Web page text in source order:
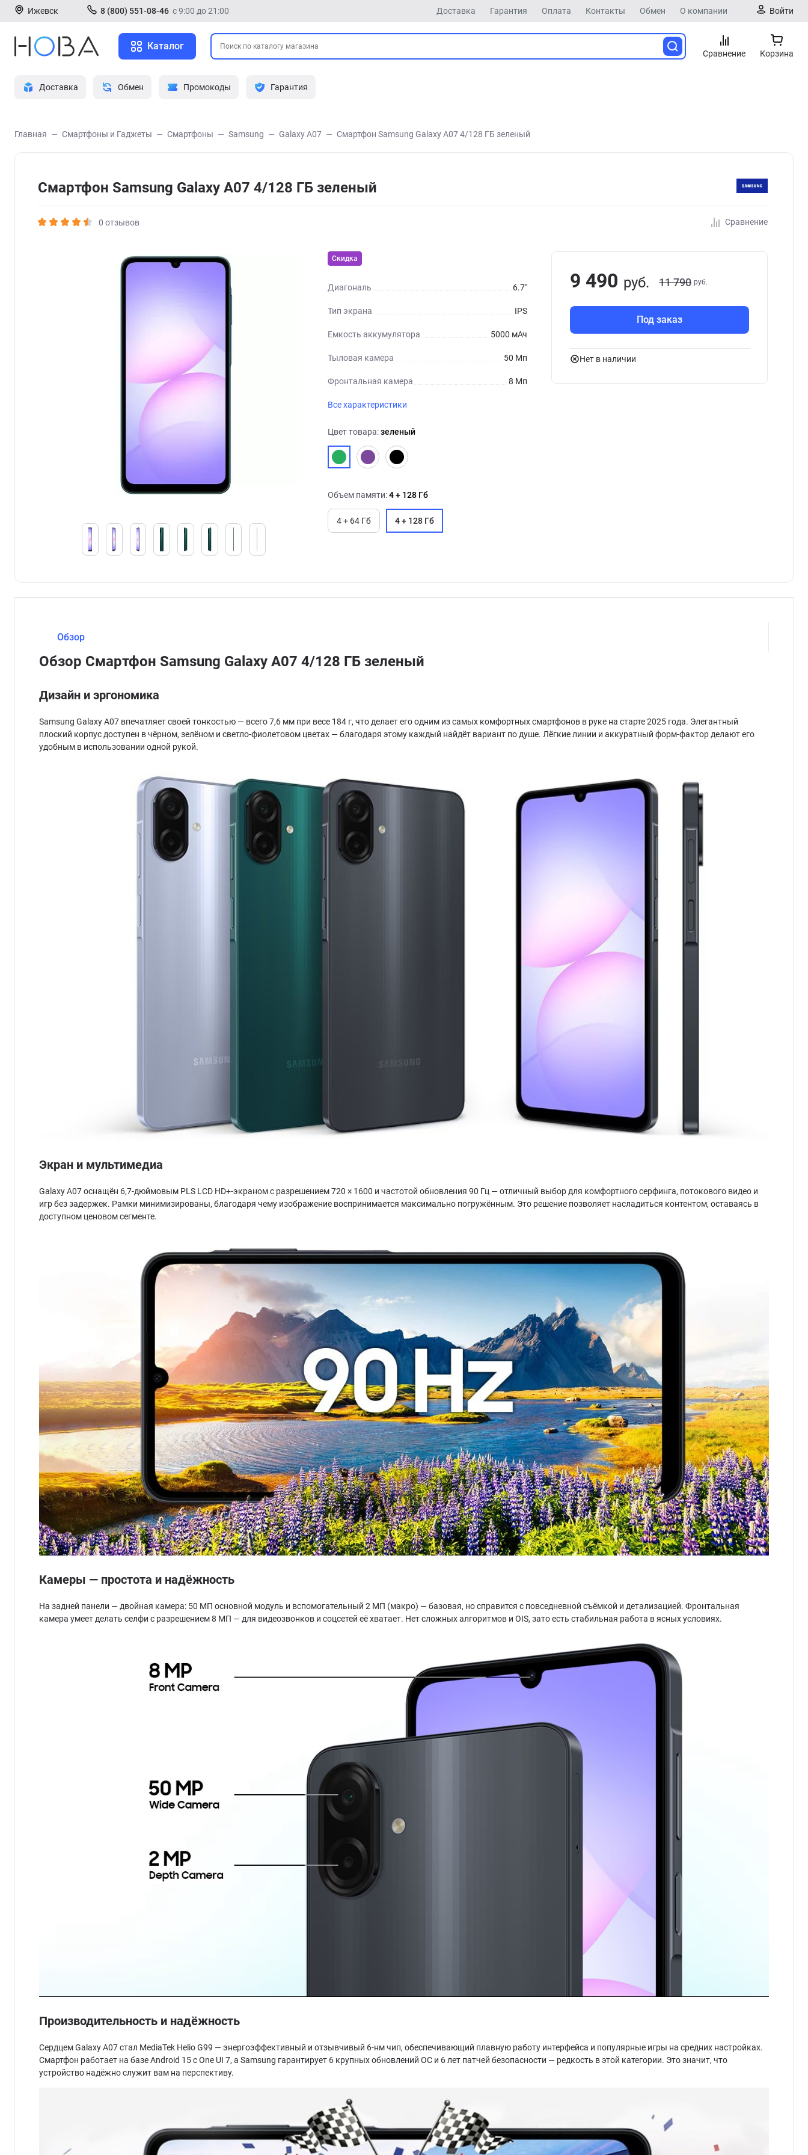
Ижевск 8 (800) 551-08-46 с 9:00 до 21:00 Доставка Гарантия Оплата Контакты Обмен О компании Войти
Каталог
Сравнение Корзина
Доставка Обмен Промокоды Гарантия
Главная Смартфоны и Гаджеты Смартфоны Samsung Galaxy A07 Смартфон Samsung Galaxy A07 4/128 ГБ зеленый
Смартфон Samsung Galaxy A07 4/128 ГБ зеленый
0 отзывов Сравнение
Скидка
Диагональ 6.7"
Тип экрана IPS
Емкость аккумулятора 5000 мАч
Тыловая камера 50 Мп
Фронтальная камера 8 Мп
Все характеристики
Цвет товара:зеленый
Объем памяти:4 + 128 Гб
4 + 64 Гб 4 + 128 Гб
9 490 руб. 11 790 руб.
Под заказ
Нет в наличии
Обзор
Обзор Смартфон Samsung Galaxy A07 4/128 ГБ зеленый
Дизайн и эргономика
Samsung Galaxy A07 впечатляет своей тонкостью — всего 7,6 мм при весе 184 г, что делает его одним из самых комфортных смартфонов в руке на старте 2025 года. Элегантный
плоский корпус доступен в чёрном, зелёном и светло-фиолетовом цветах — благодаря этому каждый найдёт вариант по душе. Лёгкие линии и аккуратный форм-фактор делают его
удобным в использовании одной рукой.
Экран и мультимедиа
Galaxy A07 оснащён 6,7-дюймовым PLS LCD HD+-экраном с разрешением 720 × 1600 и частотой обновления 90 Гц — отличный выбор для комфортного серфинга, потокового видео и
игр без задержек. Рамки минимизированы, благодаря чему изображение воспринимается максимально погружённым. Это решение позволяет насладиться контентом, оставаясь в
доступном ценовом сегменте.
Камеры — простота и надёжность
На задней панели — двойная камера: 50 МП основной модуль и вспомогательный 2 МП (макро) — базовая, но справится с повседневной съёмкой и детализацией. Фронтальная
камера умеет делать селфи с разрешением 8 МП — для видеозвонков и соцсетей её хватает. Нет сложных алгоритмов и OIS, зато есть стабильная работа в ясных условиях.
Производительность и надёжность
Сердцем Galaxy A07 стал MediaTek Helio G99 — энергоэффективный и отзывчивый 6-нм чип, обеспечивающий плавную работу интерфейса и популярные игры на средних настройках.
Смартфон работает на базе Android 15 с One UI 7, а Samsung гарантирует 6 крупных обновлений ОС и 6 лет патчей безопасности — редкость в этой категории. Это значит, что
устройство надёжно служит вам на перспективу.